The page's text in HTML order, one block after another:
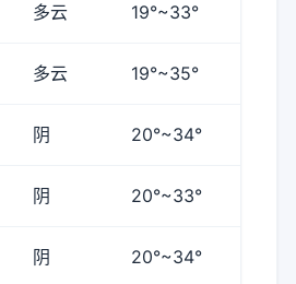
多云 19°~33°
多云 19°~35°
阴 20°~34°
阴 20°~33°
阴 20°~34°